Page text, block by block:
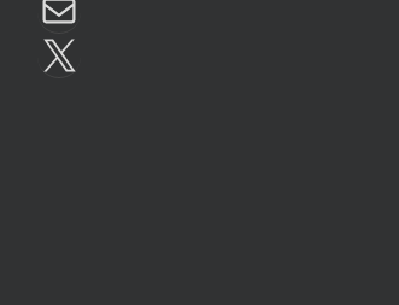
X